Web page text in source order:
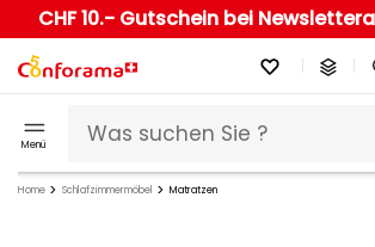
CHF 10.- Gutschein bei
Menü
Home Schlafzimmermöbel Matratzen